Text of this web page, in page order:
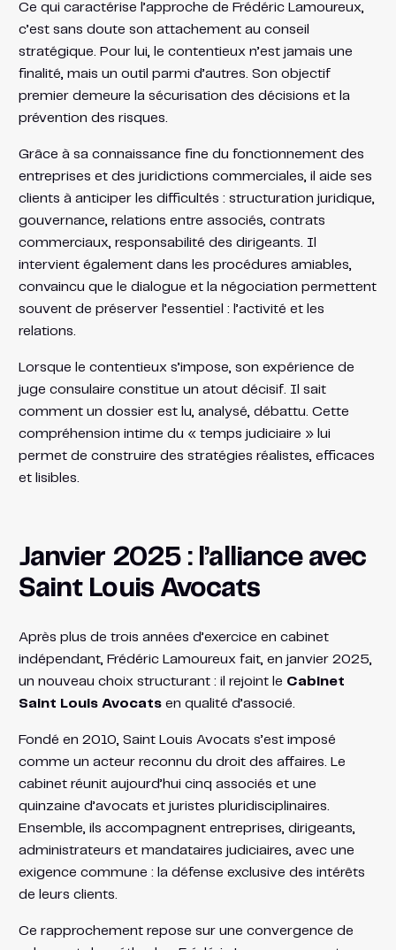
Ce qui caractérise l’approche de Frédéric Lamoureux,
c’est sans doute son attachement au conseil
stratégique. Pour lui, le contentieux n’est jamais une
finalité, mais un outil parmi d’autres. Son objectif
premier demeure la sécurisation des décisions et la
prévention des risques.
Grâce à sa connaissance fine du fonctionnement des
entreprises et des juridictions commerciales, il aide ses
clients à anticiper les difficultés : structuration juridique,
gouvernance, relations entre associés, contrats
commerciaux, responsabilité des dirigeants. Il
intervient également dans les procédures amiables,
convaincu que le dialogue et la négociation permettent
souvent de préserver l’essentiel : l’activité et les
relations.
Lorsque le contentieux s’impose, son expérience de
juge consulaire constitue un atout décisif. Il sait
comment un dossier est lu, analysé, débattu. Cette
compréhension intime du « temps judiciaire » lui
permet de construire des stratégies réalistes, efficaces
et lisibles.
Janvier 2025 : l’alliance avec
Saint Louis Avocats
Après plus de trois années d’exercice en cabinet
indépendant, Frédéric Lamoureux fait, en janvier 2025,
un nouveau choix structurant : il rejoint le Cabinet
Saint Louis Avocatsen qualité d’associé.
Fondé en 2010, Saint Louis Avocats s’est imposé
comme un acteur reconnu du droit des affaires. Le
cabinet réunit aujourd’hui cinq associés et une
quinzaine d’avocats et juristes pluridisciplinaires.
Ensemble, ils accompagnent entreprises, dirigeants,
administrateurs et mandataires judiciaires, avec une
exigence commune : la défense exclusive des intérêts
de leurs clients.
Ce rapprochement repose sur une convergence de